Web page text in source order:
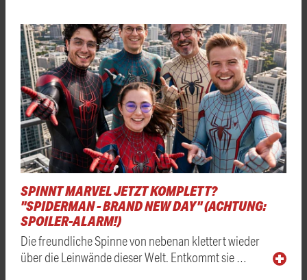
SPINNT MARVEL JETZT KOMPLETT?
"SPIDERMAN - BRAND NEW DAY" (ACHTUNG:
SPOILER-ALARM!)
Die freundliche Spinne von nebenan klettert wieder
über die Leinwände dieser Welt. Entkommt sie …